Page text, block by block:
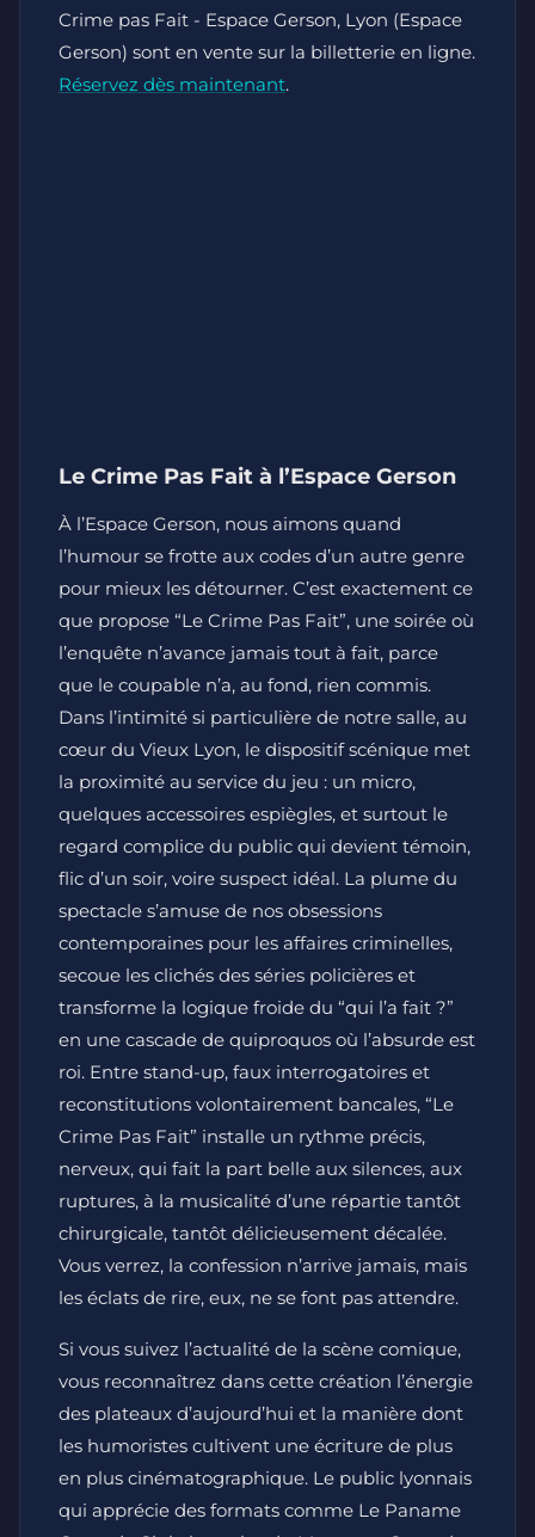
Crime pas Fait - Espace Gerson, Lyon (Espace
Gerson) sont en vente sur la billetterie en ligne.
Réservez dès maintenant.
Le Crime Pas Fait à l’Espace Gerson
À l’Espace Gerson, nous aimons quand
l’humour se frotte aux codes d’un autre genre
pour mieux les détourner. C’est exactement ce
que propose “Le Crime Pas Fait”, une soirée où
l’enquête n’avance jamais tout à fait, parce
que le coupable n’a, au fond, rien commis.
Dans l’intimité si particulière de notre salle, au
cœur du Vieux Lyon, le dispositif scénique met
la proximité au service du jeu : un micro,
quelques accessoires espiègles, et surtout le
regard complice du public qui devient témoin,
flic d’un soir, voire suspect idéal. La plume du
spectacle s’amuse de nos obsessions
contemporaines pour les affaires criminelles,
secoue les clichés des séries policières et
transforme la logique froide du “qui l’a fait ?”
en une cascade de quiproquos où l’absurde est
roi. Entre stand-up, faux interrogatoires et
reconstitutions volontairement bancales, “Le
Crime Pas Fait” installe un rythme précis,
nerveux, qui fait la part belle aux silences, aux
ruptures, à la musicalité d’une répartie tantôt
chirurgicale, tantôt délicieusement décalée.
Vous verrez, la confession n’arrive jamais, mais
les éclats de rire, eux, ne se font pas attendre.
Si vous suivez l’actualité de la scène comique,
vous reconnaîtrez dans cette création l’énergie
des plateaux d’aujourd’hui et la manière dont
les humoristes cultivent une écriture de plus
en plus cinématographique. Le public lyonnais
qui apprécie des formats comme Le Paname